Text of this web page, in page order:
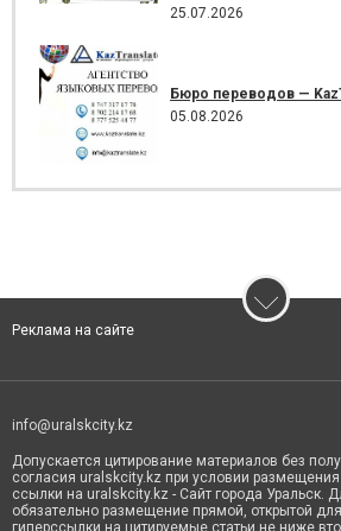
25.07.2026
Бюро переводов —
05.08.2026
Реклама на сайте
info@uralskcity.kz
Допускается цитирование материалов без
согласия uralskcity.kz при условии размещения
ссылки на uralskcity.kz - Сайт города Уральск.
обязательно размещение прямой, открытой
гиперссылки на цитируемые статьи не ниже